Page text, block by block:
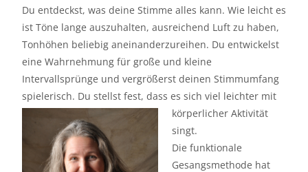
Du entdeckst, was deine Stimme alles kann. Wie leicht es
ist Töne lange auszuhalten, ausreichend Luft zu haben,
Tonhöhen beliebig aneinanderzureihen. Du entwickelst
eine Wahrnehmung für große und kleine
Intervallsprünge und vergrößerst deinen Stimmumfang
spielerisch. Du stellst fest, dass es sich viel leichter mit
körperlicher Aktivität
singt.
Die funktionale
Gesangsmethode hat